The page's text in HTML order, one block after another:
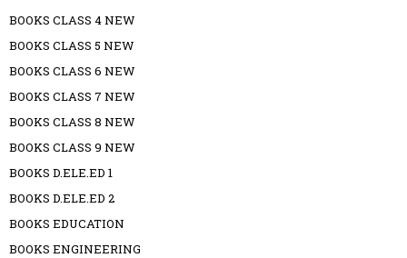
BOOKS CLASS 4 NEW
BOOKS CLASS 5 NEW
BOOKS CLASS 6 NEW
BOOKS CLASS 7 NEW
BOOKS CLASS 8 NEW
BOOKS CLASS 9 NEW
BOOKS D.ELE.ED 1
BOOKS D.ELE.ED 2
BOOKS EDUCATION
BOOKS ENGINEERING